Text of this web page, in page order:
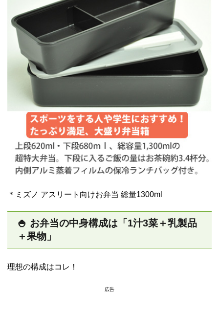
＊ミズノ アスリート向けお弁当 総量1300ml
🍚 お弁当の中身構成は「1汁3菜＋乳製品
＋果物」
理想の構成はコレ！
広告